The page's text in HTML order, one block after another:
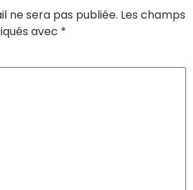
ne sera pas publiée. Les champs
avec *